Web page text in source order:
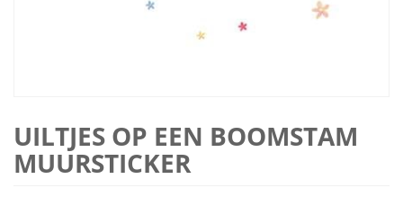
UILTJES OP EEN BOOMSTAM
MUURSTICKER